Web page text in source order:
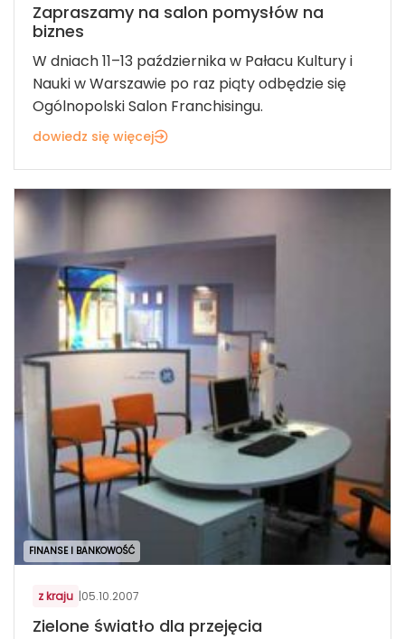
Zapraszamy na salon pomysłów na
biznes
W dniach 11–13 października w Pałacu Kultury i
Nauki w Warszawie po raz piąty odbędzie się
Ogólnopolski Salon Franchisingu.
dowiedz się więcej
FINANSE I BANKOWOŚĆ
z kraju 05.10.2007
Zielone światło dla przejęcia